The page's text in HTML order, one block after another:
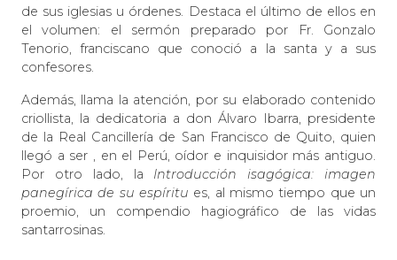
de sus iglesias u órdenes. Destaca el último de ellos en
el volumen: el sermón preparado por Fr. Gonzalo
Tenorio, franciscano que conoció a la santa y a sus
confesores.
Además, llama la atención, por su elaborado contenido
criollista, la dedicatoria a don Álvaro Ibarra, presidente
de la Real Cancillería de San Francisco de Quito, quien
llegó a ser , en el Perú, oídor e inquisidor más antiguo.
Por otro lado, la Introducción isagógica: imagen
panegírica de su espíritu es, al mismo tiempo que un
proemio, un compendio hagiográfico de las vidas
santarrosinas.